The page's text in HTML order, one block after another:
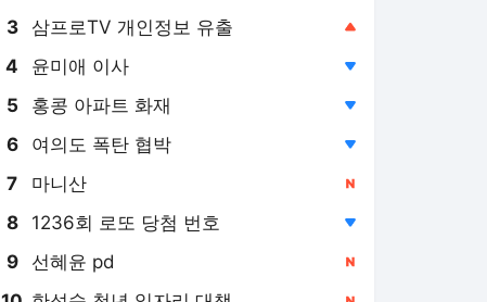
3 삼프로TV 개인정보 유출
4 윤미애 이사
5 홍콩 아파트 화재
6 여의도 폭탄 협박
7 마니산
8 1236회 로또 당첨 번호
9 선혜윤 pd